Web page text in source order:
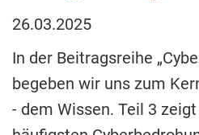
26.03.2025
In der Beitragsreihe
begeben wir uns zum
- dem Wissen. Teil 3